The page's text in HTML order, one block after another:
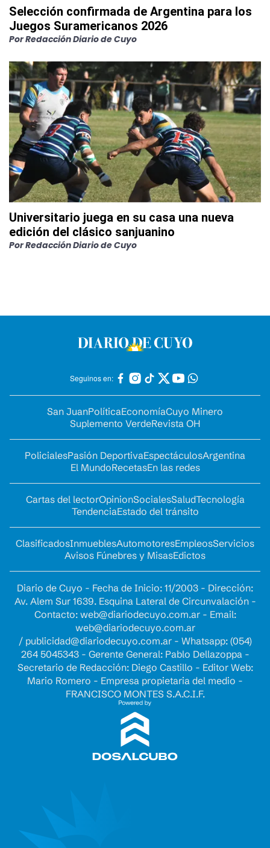
Selección confirmada de Argentina para los
Juegos Suramericanos 2026
PorRedacción Diario de Cuyo
Universitario juega en su casa una nueva
edición del clásico sanjuanino
PorRedacción Diario de Cuyo
Seguinos en:
San JuanPolíticaEconomíaCuyo Minero
Suplemento VerdeRevista OH
PolicialesPasión DeportivaEspectáculosArgentina
El MundoRecetasEn las redes
Cartas del lectorOpinionSocialesSaludTecnología
TendenciaEstado del tránsito
ClasificadosInmueblesAutomotoresEmpleosServicios
Avisos Fúnebres y MisasEdictos
Diario de Cuyo - Fecha de Inicio: 11/2003 - Dirección:
Av. Alem Sur 1639. Esquina Lateral de Circunvalación -
Contacto: web@diariodecuyo.com.ar- Email:
web@diariodecuyo.com.ar
/ publicidad@diariodecuyo.com.ar- Whatsapp: (054)
264 5045343 - Gerente General: Pablo Dellazoppa -
Secretario de Redacción: Diego Castillo - Editor Web:
Mario Romero - Empresa propietaria del medio -
FRANCISCO MONTES S.A.C.I.F.